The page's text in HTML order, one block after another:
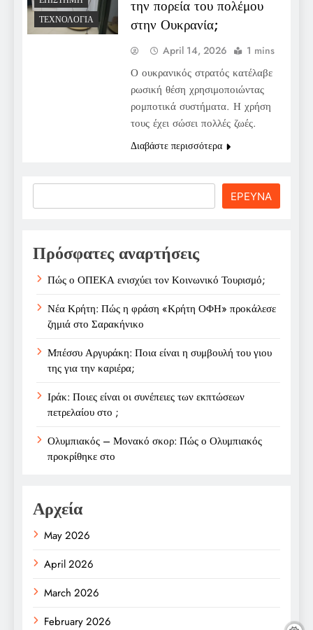
ΤΕΧΝΟΛΟΓΊΑ
την πορεία του πολέμου
στην Ουκρανία;
April 14, 2026 1 mins
Ο ουκρανικός στρατός κατέλαβε
ρωσική θέση χρησιμοποιώντας
ρομποτικά συστήματα. Η χρήση
τους έχει σώσει πολλές ζωές.
Διαβάστε περισσότερα
ΕΡΕΥΝΑ
Πρόσφατες αναρτήσεις
Πώς ο ΟΠΕΚΑ ενισχύει τον Κοινωνικό Τουρισμό;
Νέα Κρήτη: Πώς η φράση «Κρήτη ΟΦΗ» προκάλεσε
ζημιά στο Σαρακήνικο
Μπέσσυ Αργυράκη: Ποια είναι η συμβουλή του γιου
της για την καριέρα;
Ιράκ: Ποιες είναι οι συνέπειες των εκπτώσεων
πετρελαίου στο ;
Ολυμπιακός – Μονακό σκορ: Πώς ο Ολυμπιακός
προκρίθηκε στο
Αρχεία
May 2026
April 2026
March 2026
February 2026